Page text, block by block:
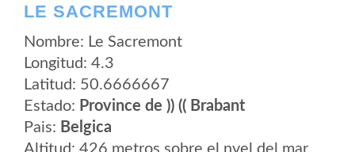
LE SACREMONT
Nombre: Le Sacremont
Longitud: 4.3
Latitud: 50.6666667
Estado: Province de )) (( Brabant
Pais: Belgica
Altitud: 426 metros sobre el nvel del mar.